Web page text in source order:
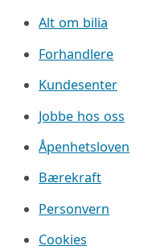
Alt om bilia
Forhandlere
Kundesenter
Jobbe hos oss
Åpenhetsloven
Bærekraft
Personvern
Cookies